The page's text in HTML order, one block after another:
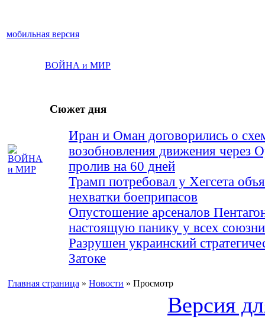
мобильная версия
ВОЙНА и МИР
Сюжет дня
Иран и Оман договорились о
возобновления движения через
пролив на 60 дней
Трамп потребовал у Хегсета
нехватки боеприпасов
Опустошение арсеналов
настоящую панику у всех
Разрушен украинский
Затоке
Главная страница » Новости » Просмотр
Версия